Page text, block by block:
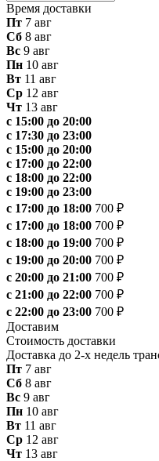
Время доставки
Пт 7 авг
Сб 8 авг
Вс 9 авг
Пн 10 авг
Вт 11 авг
Ср 12 авг
Чт 13 авг
с 15:00 до 20:00
с 17:30 до 23:00
с 15:00 до 20:00
с 17:00 до 22:00
с 18:00 до 22:00
с 19:00 до 23:00
с 17:00 до 18:00 700 ₽
с 17:00 до 18:00 700 ₽
с 18:00 до 19:00 700 ₽
с 19:00 до 20:00 700 ₽
с 20:00 до 21:00 700 ₽
с 21:00 до 22:00 700 ₽
с 22:00 до 23:00 700 ₽
Доставим
Стоимость доставки
Доставка до 2-х недель
Пт 7 авг
Сб 8 авг
Вс 9 авг
Пн 10 авг
Вт 11 авг
Ср 12 авг
Чт 13 авг